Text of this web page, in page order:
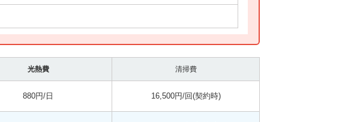
光熱費 清掃費
880円/日 16,500円/回(契約時)